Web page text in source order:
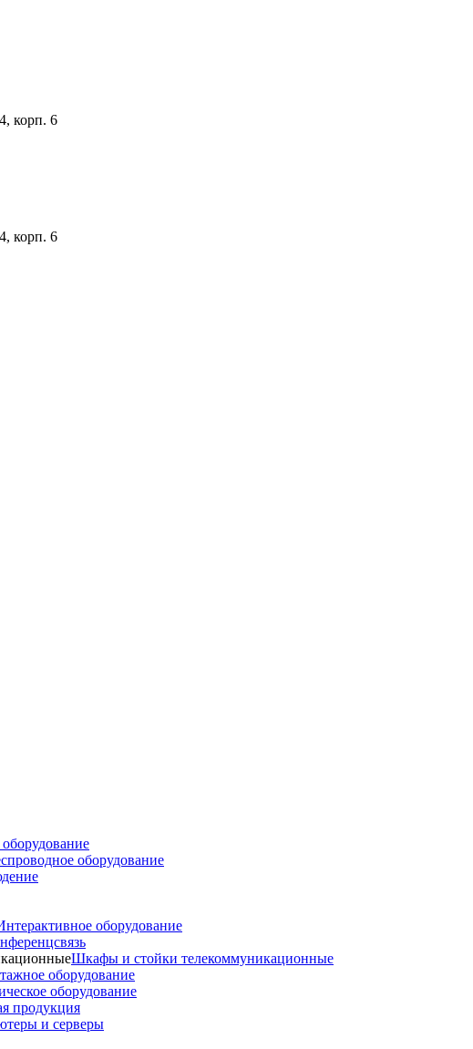
корп. 6
корп. 6
оборудование
оборудование
Шкафы и стойки телекоммуникационные
оборудование
оборудование
продукция
и серверы